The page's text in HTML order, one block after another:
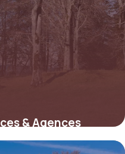
& Agences